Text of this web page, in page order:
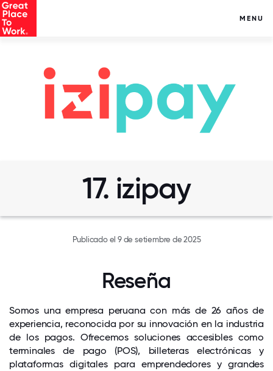
MENU
17. izipay
Publicado el 9 de setiembre de 2025
Reseña
Somos una empresa peruana con más de 26 años de
experiencia, reconocida por su innovación en la industria
de los pagos. Ofrecemos soluciones accesibles como
terminales de pago (POS), billeteras electrónicas y
plataformas digitales para emprendedores y grandes